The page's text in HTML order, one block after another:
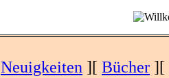
Neuigkeiten ][ Bücher ][